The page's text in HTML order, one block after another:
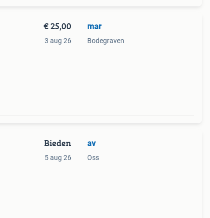
€ 25,00
3 aug 26
mar
Bodegraven
Bieden
5 aug 26
av
Oss